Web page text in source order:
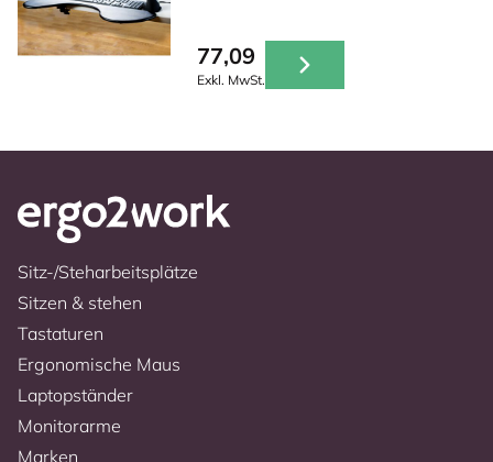
77,09
Exkl. MwSt.
Sitz-/Steharbeitsplätze
Sitzen & stehen
Tastaturen
Ergonomische Maus
Laptopständer
Monitorarme
Marken